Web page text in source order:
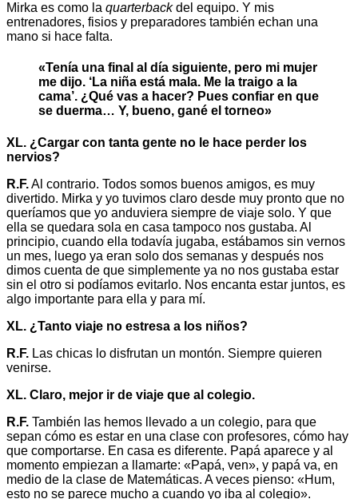
Mirka es como la quarterbackdel equipo. Y mis
entrenadores, fisios y preparadores también echan una
mano si hace falta.
«Tenía una final al día siguiente, pero mi mujer
me dijo. ‘La niña está mala. Me la traigo a la
cama’. ¿Qué vas a hacer? Pues confiar en que
se duerma… Y, bueno, gané el torneo»
XL. ¿Cargar con tanta gente no le hace perder los
nervios?
R.F.Al contrario. Todos somos buenos amigos, es muy
divertido. Mirka y yo tuvimos claro desde muy pronto que no
queríamos que yo anduviera siempre de viaje solo. Y que
ella se quedara sola en casa tampoco nos gustaba. Al
principio, cuando ella todavía jugaba, estábamos sin vernos
un mes, luego ya eran solo dos semanas y después nos
dimos cuenta de que simplemente ya no nos gustaba estar
sin el otro si podíamos evitarlo. Nos encanta estar juntos, es
algo importante para ella y para mí.
XL. ¿Tanto viaje no estresa a los niños?
R.F. Las chicas lo disfrutan un montón. Siempre quieren
venirse.
XL. Claro, mejor ir de viaje que al colegio.
R.F. También las hemos llevado a un colegio, para que
sepan cómo es estar en una clase con profesores, cómo hay
que comportarse. En casa es diferente. Papá aparece y al
momento empiezan a llamarte: «Papá, ven», y papá va, en
medio de la clase de Matemáticas. A veces pienso: «Hum,
esto no se parece mucho a cuando yo iba al colegio».